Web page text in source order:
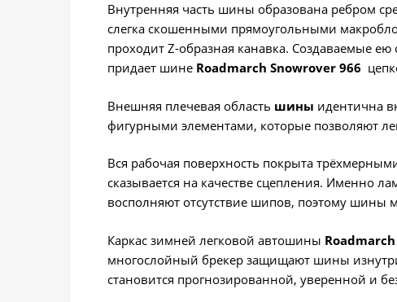
Внутренняя часть шины образована ребром
слегка скошенными прямоугольными
проходит Z-образная канавка. Создаваемые
придает шине Roadmarch Snowrover 966
Внешняя плечевая область шины идентична
фигурными элементами, которые позволяют
Вся рабочая поверхность покрыта
сказывается на качестве сцепления. Именно
восполняют отсутствие шипов, поэтому шины
Каркас зимней легковой автошины
многослойный брекер защищают шины
становится прогнозированной, уверенной и